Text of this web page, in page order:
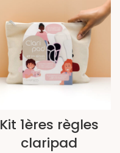
Kit 1ères règles
claripad